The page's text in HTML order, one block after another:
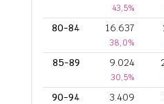
43,5%
80-84 16.637
38,0%
85-89 9.024
30,5%
90-94 3.409